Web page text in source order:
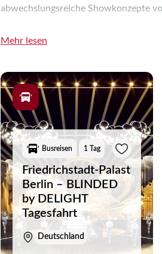
abwechslungsreiche Showkonzepte
besonderen Auszeit machen.
Während der An- und Abreise
Reise mit Übernachtung – lassen
und unvergessliche Live-Erlebnisse.
Mehr lesen
Busreisen 1 Tag
Friedrichstadt-Palast
Berlin – BLINDED
by DELIGHT
Tagesfahrt
Deutschland